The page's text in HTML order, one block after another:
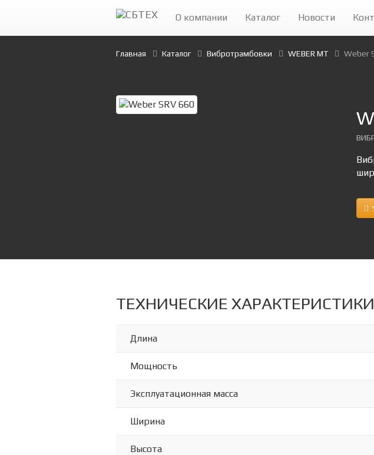
О компании Каталог Новости
Главная Каталог Вибротрамбовки WEBER MT Weber
ТЕХНИЧЕСКИЕ ХАРАКТЕРИСТИКИ
Длина
Мощность
Эксплуатационная масса
Ширина
Высота